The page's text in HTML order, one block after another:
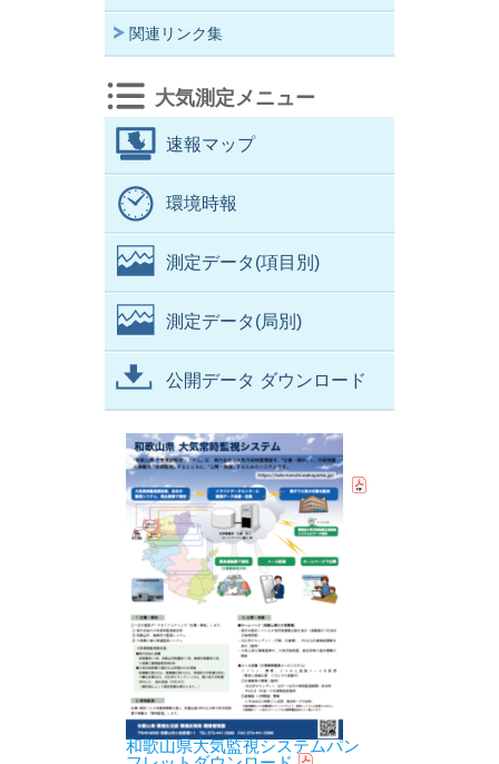
関連リンク集
大気測定メニュー
速報マップ
環境時報
測定データ(項目別)
測定データ(局別)
公開データ ダウンロード
和歌山県大気監視システムパン